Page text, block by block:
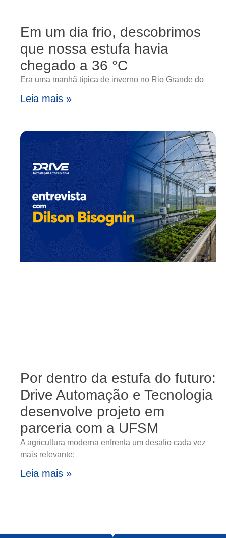
Em um dia frio, descobrimos
que nossa estufa havia
chegado a 36 °C
Era uma manhã típica de inverno no Rio Grande do
Leia mais »
Por dentro da estufa do futuro:
Drive Automação e Tecnologia
desenvolve projeto em
parceria com a UFSM
A agricultura moderna enfrenta um desafio cada vez
mais relevante:
Leia mais »